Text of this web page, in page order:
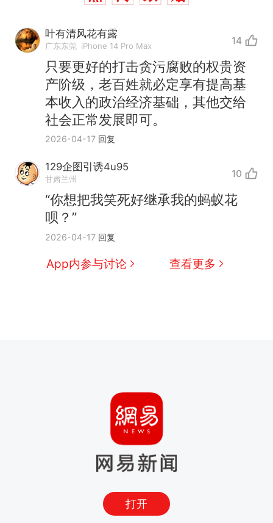
叶有清风花有露
广东东莞 iPhone 14 Pro Max 14
只要更好的打击贪污腐败的权贵资
产阶级，老百姓就必定享有提高基
本收入的政治经济基础，其他交给
社会正常发展即可。
2026-04-17 回复
129企图引诱4u95
甘肃兰州 10
“你想把我笑死好继承我的蚂蚁花
呗？”
2026-04-17 回复
App内参与讨论 查看更多
打开